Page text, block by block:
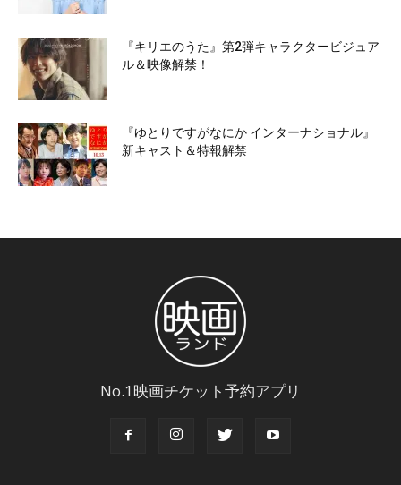
『キリエのうた』第2弾キャラクタービジュア
ル＆映像解禁！
『ゆとりですがなにか インターナショナル』
新キャスト＆特報解禁
No.1映画チケット予約アプリ